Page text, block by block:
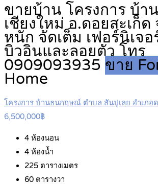
ขายบ้าน โครงการ บ้
เชียงใหม่ อ.ดอยสะเก็
หนัก จัดเต็ม เฟอร์นิเจ
บิวอินและลอยตัว โทร
0909093935 ขาย
Home
โครงการ บ้านธนกฤษณ์ ตำบล สันปูเลย อำเภอ
6,500,000฿
4 ห้องนอน
4 ห้องน้ำ
225 ตารางเมตร
60 ตารางวา